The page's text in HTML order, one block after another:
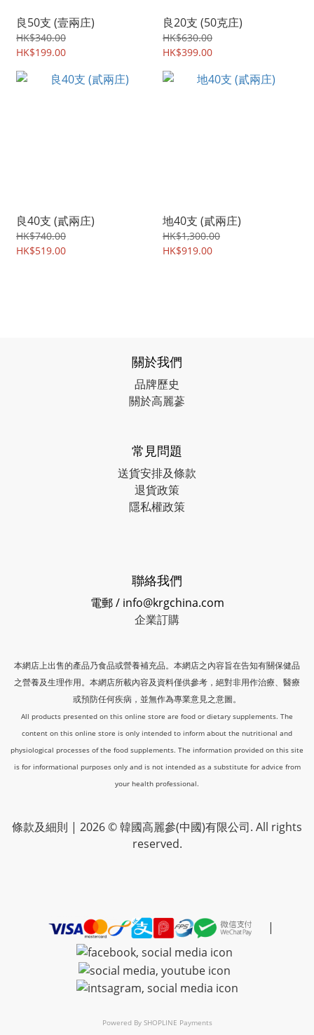
良50支 (壹兩庄)
HK$340.00
HK$199.00
良20支 (50克庄)
HK$630.00
HK$399.00
良40支 (貳兩庄)
HK$740.00
HK$519.00
地40支 (貳兩庄)
HK$1,300.00
HK$919.00
關於我們
品牌歷史
關於高麗蔘
常見問題
送貨安排及條款
退貨政策
隱私權政策
聯絡我們
電郵 / info@krgchina.com
企業訂購
本網店上出售的產品乃食品或營養補充品。本網店之內容旨在告知有關保健品
之營養及生理作用。本網店所載內容及資料僅供參考，絕對非用作治療、醫療
或預防任何疾病，並無作為專業意見之意圖。
All products presented on this online store are food or dietary supplements. The
content on this online store is only intended to inform about the nutritional and
physiological processes of the food supplements. The information provided on this site
is for informational purposes only and is not intended as a substitute for advice from
your health professional.
條款及細則 | 2026 © 韓國高麗參(中國)有限公司. All rights
reserved.
|
Powered By SHOPLINE Payments